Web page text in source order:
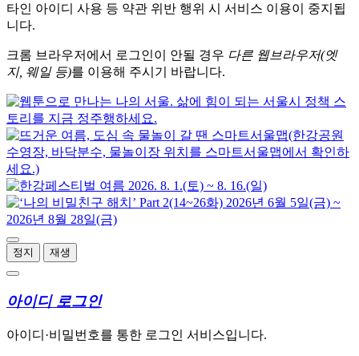
타인 아이디 사용 등 약관 위반 행위 시 서비스 이용이 중지됩
니다.
크롬 브라우저에서 로그인이 안될 경우 다른 웹브라우저(엣
지, 웨일 등)를 이용해 주시기 바랍니다.
정지 재생
아이디 로그인
아이디·비밀번호를 통한 로그인 서비스입니다.